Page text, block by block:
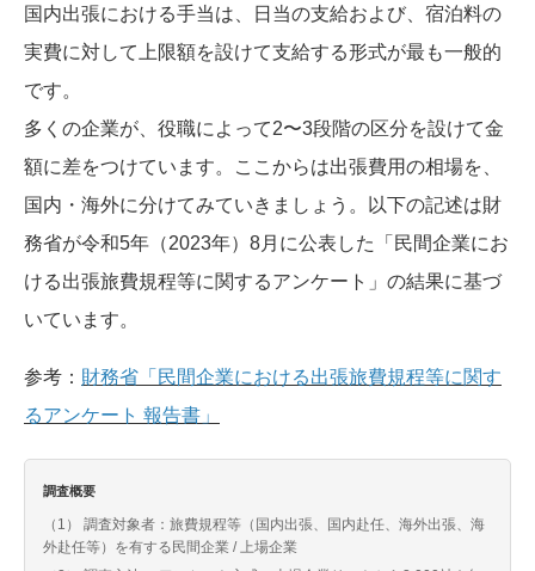
国内出張における手当は、日当の支給および、宿泊料の
実費に対して上限額を設けて支給する形式が最も一般的
です。
多くの企業が、役職によって2〜3段階の区分を設けて金
額に差をつけています。ここからは出張費用の相場を、
国内・海外に分けてみていきましょう。以下の記述は財
務省が令和5年（2023年）8月に公表した「民間企業にお
ける出張旅費規程等に関するアンケート」の結果に基づ
いています。
参考： 財務省「民間企業における出張旅費規程等に関す
るアンケート 報告書」
調査概要
（1） 調査対象者：旅費規程等（国内出張、国内赴任、海外出張、海
外赴任等）を有する民間企業 / 上場企業